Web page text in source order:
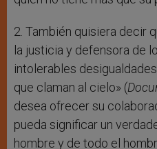
2. También quisiera decir
la justicia y defensora de
intolerables
que claman al cielo» (
desea ofrecer su
pueda significar un
hombre y de todo el